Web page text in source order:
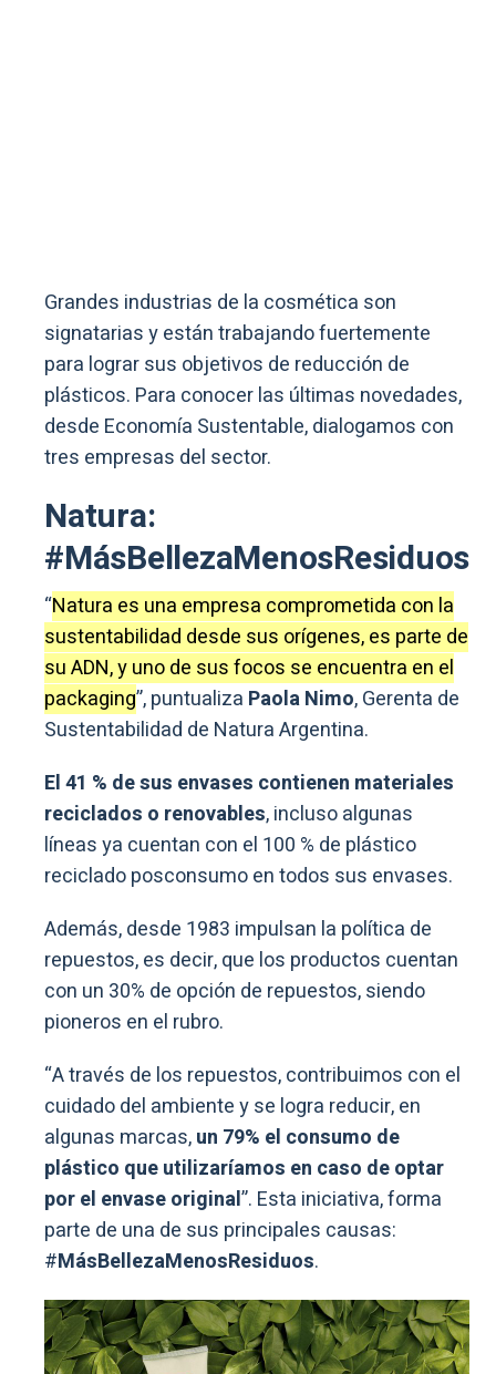
Grandes industrias de la cosmética son
signatarias y están trabajando fuertemente
para lograr sus objetivos de reducción de
plásticos. Para conocer las últimas novedades,
desde Economía Sustentable, dialogamos con
tres empresas del sector.
Natura:
#MásBellezaMenosResiduos
“Natura es una empresa comprometida con la
sustentabilidad desde sus orígenes, es parte de
su ADN, y uno de sus focos se encuentra en el
packaging”, puntualiza Paola Nimo, Gerenta de
Sustentabilidad de Natura Argentina.
El 41 % de sus envases contienen materiales
reciclados o renovables, incluso algunas
líneas ya cuentan con el 100 % de plástico
reciclado posconsumo en todos sus envases.
Además, desde 1983 impulsan la política de
repuestos, es decir, que los productos cuentan
con un 30% de opción de repuestos, siendo
pioneros en el rubro.
“A través de los repuestos, contribuimos con el
cuidado del ambiente y se logra reducir, en
algunas marcas,un 79% el consumo de
plástico que utilizaríamos en caso de optar
por el envase original”. Esta iniciativa, forma
parte de una de sus principales causas:
#MásBellezaMenosResiduos.